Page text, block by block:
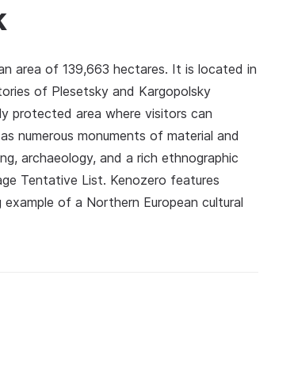
area of 139,663 hectares. It is located in
of Plesetsky and Kargopolsky
protected area where visitors can
numerous monuments of material and
archaeology, and a rich ethnographic
Tentative List. Kenozero features
of a Northern European cultural